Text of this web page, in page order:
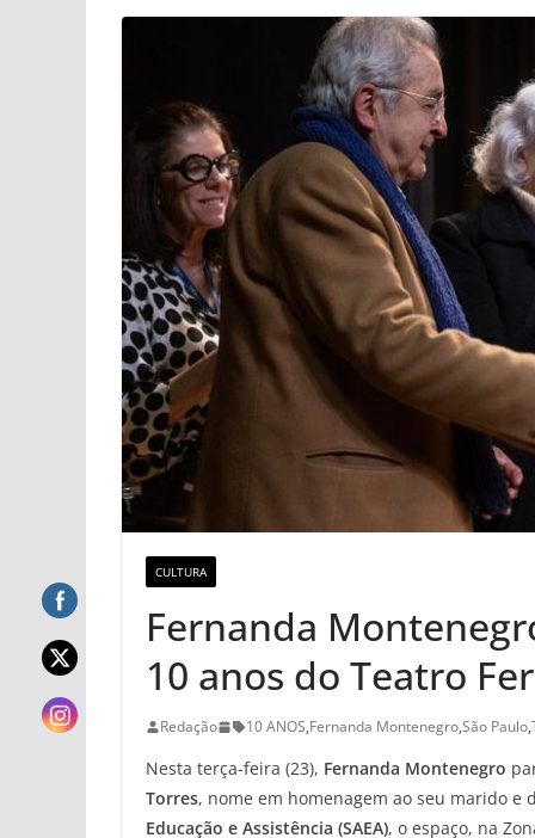
CULTURA
Fernanda
10 anos do Teatro
Redação 10 ANOS,Fernanda Montenegro,São Paulo,
Nesta terça-feira (23), Fernanda Montenegro
Torres, nome em homenagem ao seu marido
Educação e Assistência (SAEA), o espaço, na